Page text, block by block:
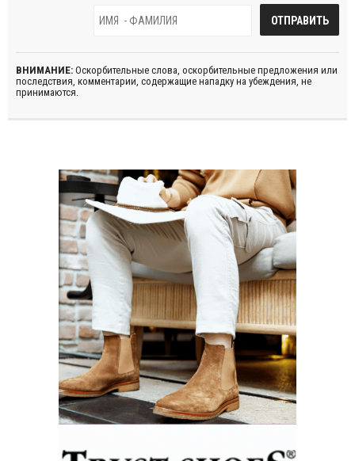
ВНИМАНИЕ: Оскорбительные слова, оскорбительные предложения или
последствия, комментарии, содержащие нападку на убеждения, не
принимаются.